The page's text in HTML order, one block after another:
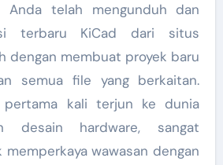
Anda telah mengunduh dan
terbaru KiCad dari situs
dengan membuat proyek baru
semua file yang berkaitan.
kali terjun ke dunia
desain hardware, sangat
wawasan dengan